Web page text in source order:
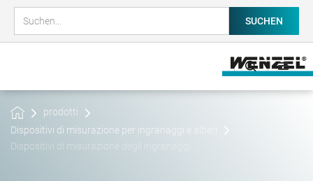
prodotti
Dispositivi di misurazione per ingranaggi e alberi
Dispositivi di misurazione degli ingranaggi